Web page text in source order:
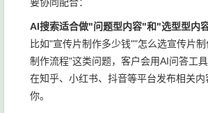
AI搜索适合做"问题型内容"和"选型型内
比如"宣传片制作多少钱""怎么选宣传片
制作流程"这类问题，客户会用AI问答工
在知乎、小红书、抖音等平台发布相关内
你。